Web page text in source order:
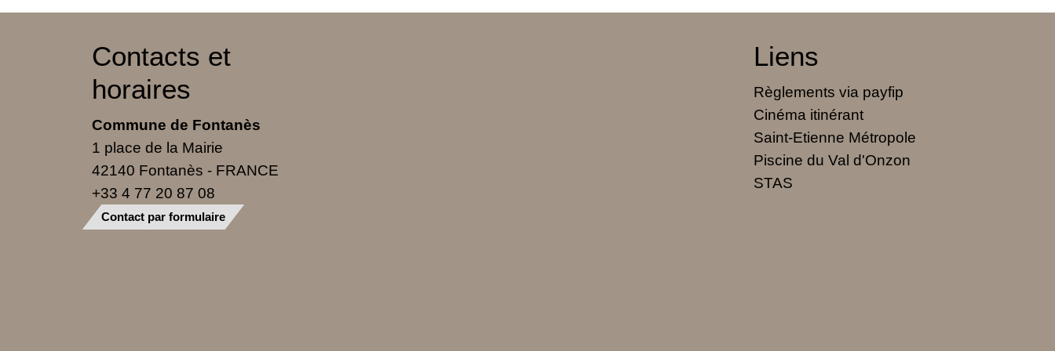
Contacts et
horaires
Commune de Fontanès
1 place de la Mairie
42140 Fontanès - FRANCE
+33 4 77 20 87 08
Contact par formulaire
Liens
Règlements via payfip
Cinéma itinérant
Saint-Etienne Métropole
Piscine du Val d'Onzon
STAS